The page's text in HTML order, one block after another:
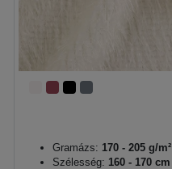
Gramázs: 170 - 205 g/m²
Szélesség: 160 - 170 cm